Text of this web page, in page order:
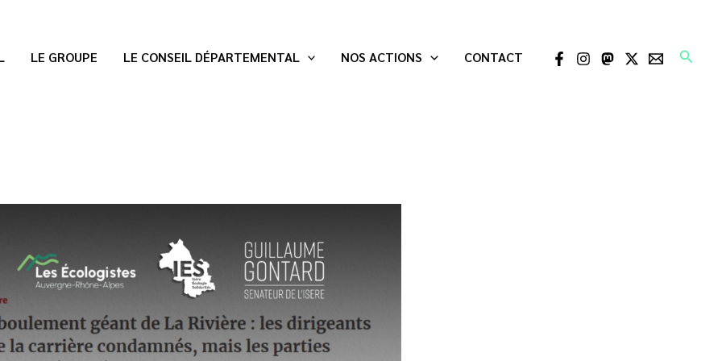
LE GROUPE LE CONSEIL DÉPARTEMENTAL NOS ACTIONS CONTACT